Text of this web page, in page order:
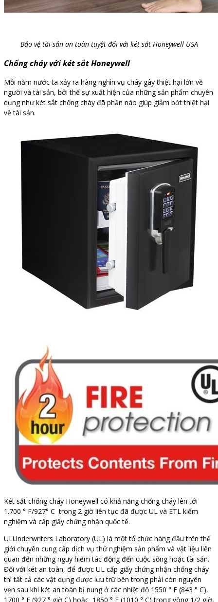
Bảo vệ tài sản an toàn tuyệt đối với két sắt Honeywell USA
Chống cháy với két sắt Honeywell
Mỗi năm nước ta xảy ra hàng nghìn vụ cháy gây thiệt hại lớn về
người và tài sản, bởi thế sự xuất hiện của những sản phẩm chuyên
dụng như két sắt chống cháy đã phần nào giúp giảm bớt thiệt hại
về tài sản.
Két sắt chống cháy Honeywell có khả năng chống cháy lên tới
1.700 ° F/927° C trong 2 giờ liên tục đã được UL và ETL kiểm
nghiệm và cấp giấy chứng nhận quốc tế.
ULUnderwriters Laboratory (UL) là một tổ chức hàng đầu trên thế
giới chuyên cung cấp dịch vụ thử nghiệm sản phẩm và vật liệu liên
quan đến những nguy hiểm tác động đến cuộc sống hoặc tài sản.
Đối với két an toàn, để được UL cấp giấy chứng nhận chống cháy
thì tất cả các vật dụng được lưu trữ bên trong phải còn nguyên
vẹn sau khi két an toàn bị nung ở các nhiệt độ 1550 ° F (843 ° C),
1700 ° F (927 ° giờ C) hoặc 1850 ° F (1010 ° C) trong vòng 1/2 giờ,